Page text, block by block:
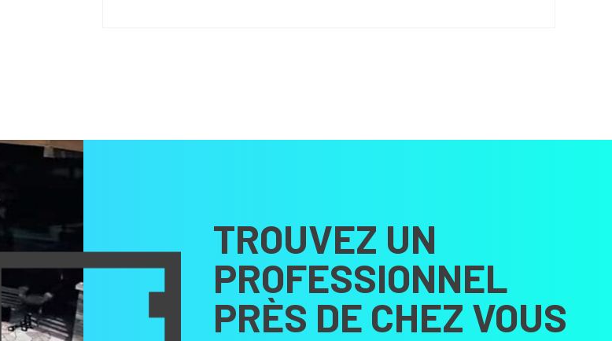
TROUVEZ UN
PROFESSIONNEL
PRÈS DE CHEZ VOUS